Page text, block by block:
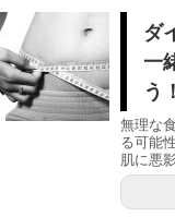
ダ
一
う！
無理な
る可能
肌に悪